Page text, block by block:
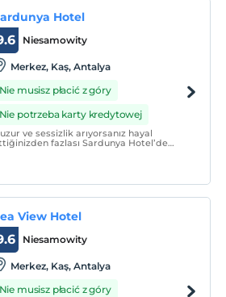
Hotel
Niesamowity
Merkez, Kaş, Antalya
Nie musisz płacić z góry
Nie potrzeba karty kredytowej
ve sessizlik arıyorsanız hayal
fazlası Sardunya Hotel’de
View Hotel
Niesamowity
Merkez, Kaş, Antalya
Nie musisz płacić z góry